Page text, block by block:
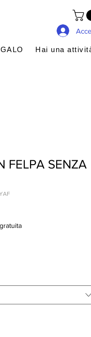
Hai una
FELPA SENZA